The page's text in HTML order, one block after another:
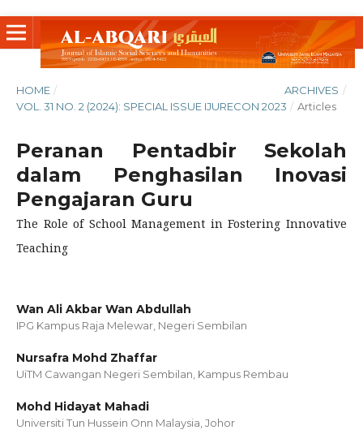
HOME / ARCHIVES /
VOL. 31 NO. 2 (2024): SPECIAL ISSUE IJURECON 2023 / Articles
Peranan Pentadbir Sekolah
dalam Penghasilan Inovasi
Pengajaran Guru
The Role of School Management in Fostering Innovative
Teaching
Wan Ali Akbar Wan Abdullah
IPG Kampus Raja Melewar, Negeri Sembilan
Nursafra Mohd Zhaffar
UiTM Cawangan Negeri Sembilan, Kampus Rembau
Mohd Hidayat Mahadi
Universiti Tun Hussein Onn Malaysia, Johor